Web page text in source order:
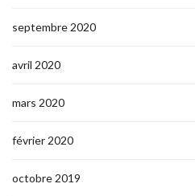
septembre 2020
avril 2020
mars 2020
février 2020
octobre 2019